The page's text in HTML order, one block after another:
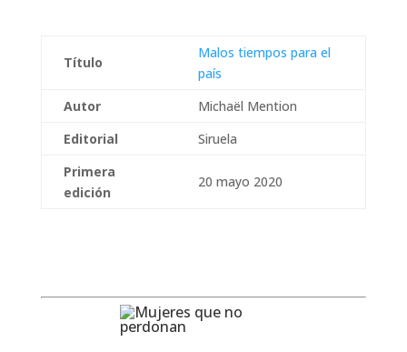
Título
Malos tiempos para el
país
Autor
Michaël Mention
Editorial
Siruela
Primera
edición
20 mayo 2020